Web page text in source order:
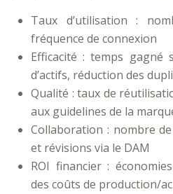
Taux d’utilisation :
fréquence de connexion
Efficacité : temps gagné
d’actifs, réduction des
Qualité : taux de
aux guidelines de la
Collaboration : nombre
et révisions via le DAM
ROI financier :
des coûts de production/